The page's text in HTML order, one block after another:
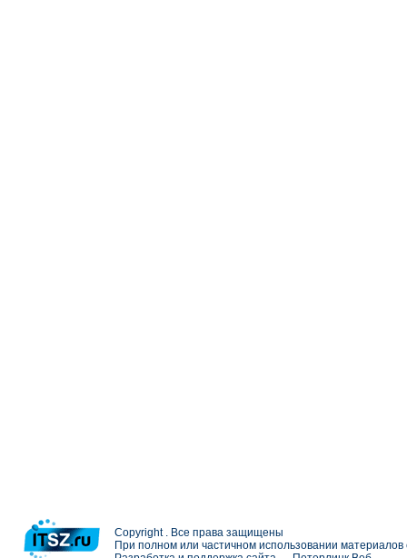
Copyright . Все права защищены
При полном или частичном использовании